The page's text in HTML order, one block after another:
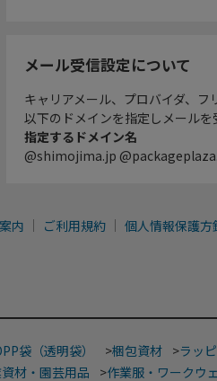
メール受信設定について
キャリアメール、プロバイダ、
以下のドメインを指定しメールを
指定するドメイン名
@shimojima.jp
内 ご利用規約 個人情報保護方
袋（透明袋） >梱包資材 >ラッ
材・園芸用品 >作業服・ワークウ